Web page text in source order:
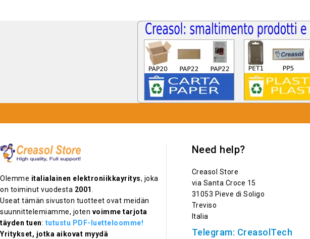
Olemme italialainen elektroniikkayritys, joka
on toiminut vuodesta 2001
Useat tämän sivuston tuotteet ovat meidän
suunnittelemiamme, joten voimme tarjota
täyden tuen: tutustu PDF-luetteloomme!
Yritykset, jotka aikovat myydä
Need help?
Creasol Store
via Santa Croce 15
31053 Pieve di Soligo
Treviso
Italia
Telegram: CreasolTech